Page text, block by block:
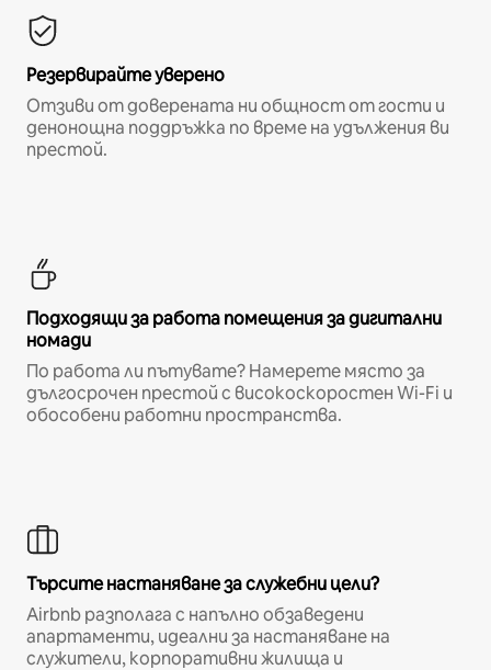
Резервирайте уверено
Отзиви от доверената ни общност от гости и
денонощна поддръжка по време на удължения ви
престой.
Подходящи за работа помещения за дигитални
номади
По работа ли пътувате? Намерете място за
дългосрочен престой с високоскоростен Wi-Fi и
обособени работни пространства.
Търсите настаняване за служебни цели?
Airbnb разполага с напълно обзаведени
апартаменти, идеални за настаняване на
служители, корпоративни жилища и